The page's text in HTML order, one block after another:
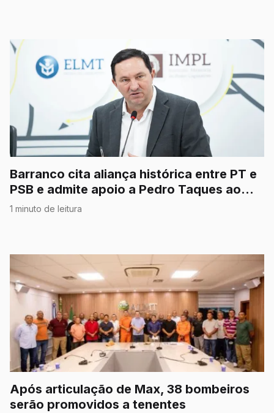
Barranco cita aliança histórica entre PT e
PSB e admite apoio a Pedro Taques ao
Senado
1 minuto de leitura
Após articulação de Max, 38 bombeiros
serão promovidos a tenentes